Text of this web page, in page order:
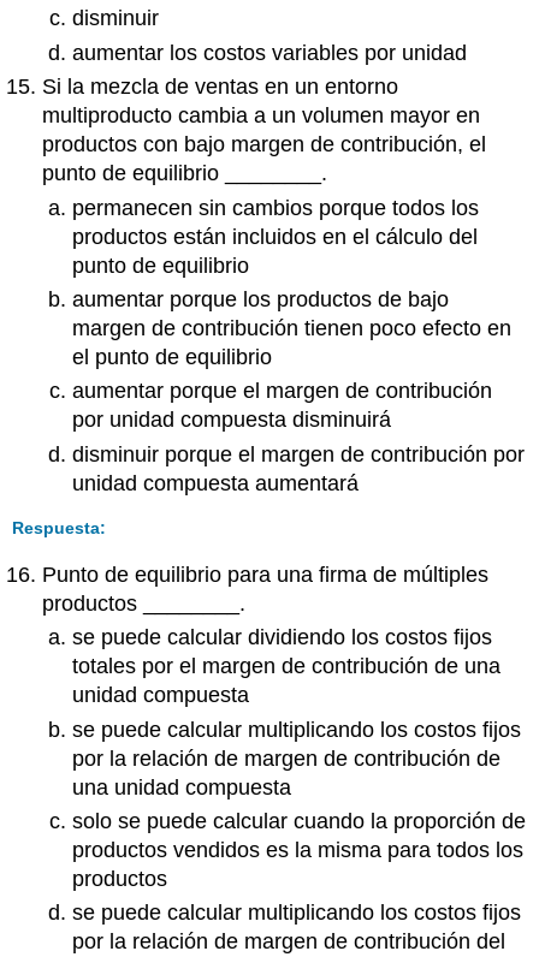
disminuir
aumentar los costos variables por unidad
Si la mezcla de ventas en un entorno
multiproducto cambia a un volumen mayor en
productos con bajo margen de contribución, el
punto de equilibrio ________.
permanecen sin cambios porque todos los
productos están incluidos en el cálculo del
punto de equilibrio
aumentar porque los productos de bajo
margen de contribución tienen poco efecto en
el punto de equilibrio
aumentar porque el margen de contribución
por unidad compuesta disminuirá
disminuir porque el margen de contribución por
unidad compuesta aumentará
Respuesta:
Punto de equilibrio para una firma de múltiples
productos ________.
se puede calcular dividiendo los costos fijos
totales por el margen de contribución de una
unidad compuesta
se puede calcular multiplicando los costos fijos
por la relación de margen de contribución de
una unidad compuesta
solo se puede calcular cuando la proporción de
productos vendidos es la misma para todos los
productos
se puede calcular multiplicando los costos fijos
por la relación de margen de contribución del